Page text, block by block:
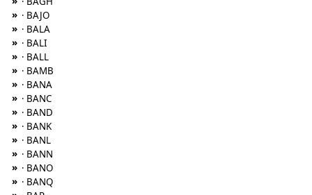
» · BAJO
» · BALA
» · BALI
» · BALL
» · BAMB
» · BANA
» · BANC
» · BAND
» · BANK
» · BANL
» · BANN
» · BANO
» · BANQ